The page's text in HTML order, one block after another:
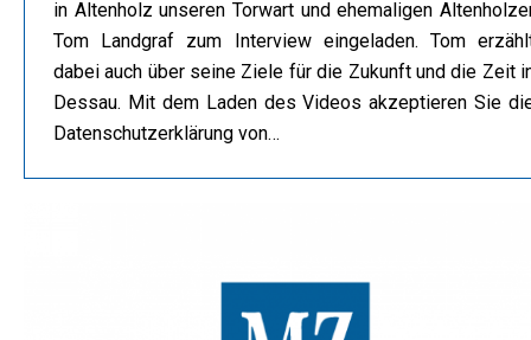
in Altenholz unseren Torwart und ehemaligen
Tom Landgraf zum Interview eingeladen. Tom
dabei auch über seine Ziele für die Zukunft und die Zeit
Dessau. Mit dem Laden des Videos akzeptieren Sie
Datenschutzerklärung von…